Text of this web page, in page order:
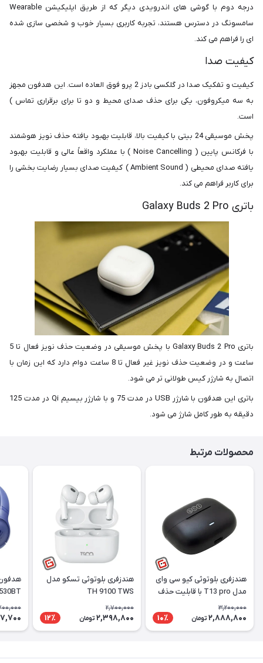
درجه دوم با گوشی های اندرویدی دیگر که از طریق اپلیکیشن Wearable
سامسونگ در دسترس هستند، تجربه کاربری بسیار خوب و شخصی سازی شده
ای را فراهم می کند.
کیفیت صدا
کیفیت و تفکیک صدا در گلکسی بادز 2 پرو فوق العاده است. این هدفون مجهز
به سه میکروفون، یکی برای حذف صدای محیط و دو تا برای برقراری تماس )
است.
پخش موسیقی 24 بیتی با کیفیت بالا، قابلیت بهبود یافته حذف نویز هوشمند
با فرکانس پایین ( Noise Cancelling ) با عملکرد واقعاً عالی و قابلیت بهبود
یافته صدای محیطی ( Ambient Sound ) کیفیت صدای بسیار رضایت بخشی را
برای کاربر فراهم می کند.
باتری Galaxy Buds 2 Pro
باتری Galaxy Buds 2 Pro با پخش موسیقی در وضعیت حذف نویز فعال تا 5
ساعت و در وضعیت حذف نویز غیر فعال تا 8 ساعت دوام دارد که این زمان با
اتصال به شارژر کیس طولانی تر می شود.
باتری این هدفون با شارژر USB در مدت 75 و با شارژر بیسیم Qi در مدت 125
دقیقه به طور کامل شارژ می شود.
محصولات مرتبط
هندزفری بلوتوثی کیو سی وای
مدل T13 pro با قابلیت حذف
3,200,000
2,888,800 تومان 10٪
هندزفری بلوتوثی تسکو مدل
TH 9100 TWS
2,700,000
2,398,800 تومان 12٪